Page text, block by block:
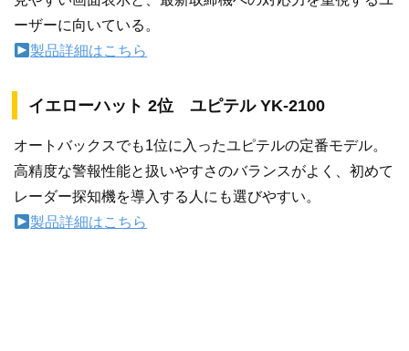
ーザーに向いている。
製品詳細はこちら
イエローハット 2位 ユピテル YK-2100
オートバックスでも1位に入ったユピテルの定番モデル。
高精度な警報性能と扱いやすさのバランスがよく、初めて
レーダー探知機を導入する人にも選びやすい。
製品詳細はこちら